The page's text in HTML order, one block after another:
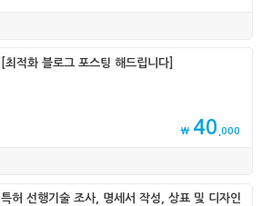
[최적화 블로그 포스팅 해드립니다]
₩ 40 ,000
특허 선행기술 조사, 명세서 작성, 상표 및 디자인